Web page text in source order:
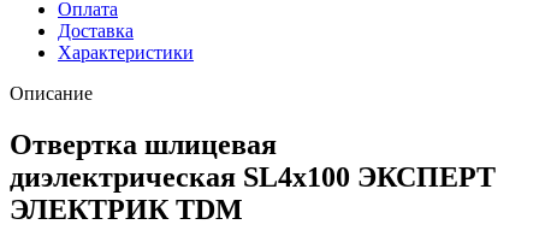
Оплата
Доставка
Характеристики
Описание
Отвертка шлицевая
диэлектрическая SL4x100 ЭКСПЕРТ
ЭЛЕКТРИК TDM